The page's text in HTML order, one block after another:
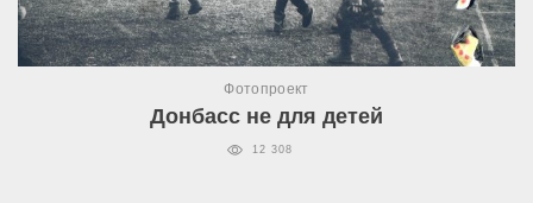
Фотопроект
Донбасс не для детей
12 308